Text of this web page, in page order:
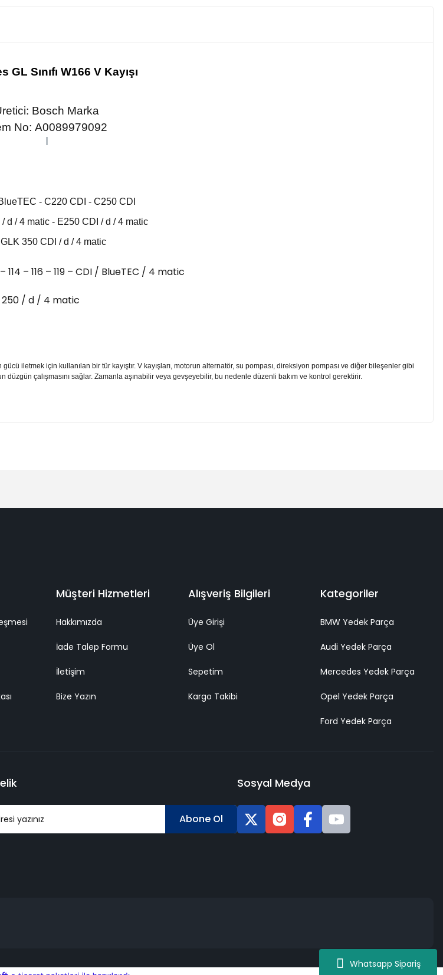
Whatsapp Sipariş
GL Sınıfı W166 V Kayışı
Bosch Marka
No: A0089979092
- C220 CDI - C250 CDI
d / 4 matic - E250 CDI / d / 4 matic
350 CDI / d / 4 matic
114 – 116 – 119 – CDI / BlueTEC / 4 matic
/ d / 4 matic
iletmek için kullanılan bir tür kayıştır. V kayışları, motorun alternatör, su pompası, direksiyon pompası ve diğer bileşenler gibi
düzgün çalışmasını sağlar. Zamanla aşınabilir veya gevşeyebilir, bu nedenle düzenli bakım ve kontrol gerektirir.
Müşteri Hizmetleri
Hakkımızda
İade Talep Formu
İletişim
Bize Yazın
Alışveriş Bilgileri
Üye Girişi
Üye Ol
Sepetim
Kargo Takibi
Kategoriler
BMW Yedek Parça
Audi Yedek Parça
Mercedes Yedek Parça
Opel Yedek Parça
Ford Yedek Parça
Abone Ol
Sosyal Medya